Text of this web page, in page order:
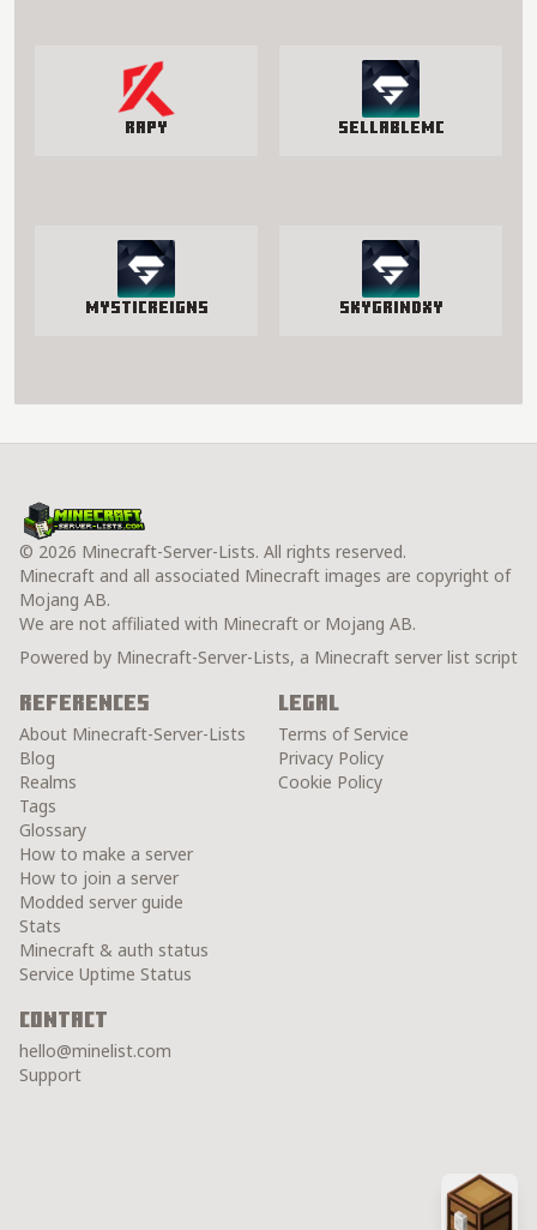
Rapy SellableMC
MysticReigns SkyGrindXY
© 2026 Minecraft-Server-Lists. All rights reserved.
Minecraft and all associated Minecraft images are copyright of
Mojang AB.
We are not affiliated with Minecraft or Mojang AB.
Powered by Minecraft-Server-Lists, a Minecraft server list script
References
About Minecraft-Server-Lists
Blog
Realms
Tags
Glossary
How to make a server
How to join a server
Modded server guide
Stats
Minecraft & auth status
Service Uptime Status
Legal
Terms of Service
Privacy Policy
Cookie Policy
Contact
hello@minelist.com
Support